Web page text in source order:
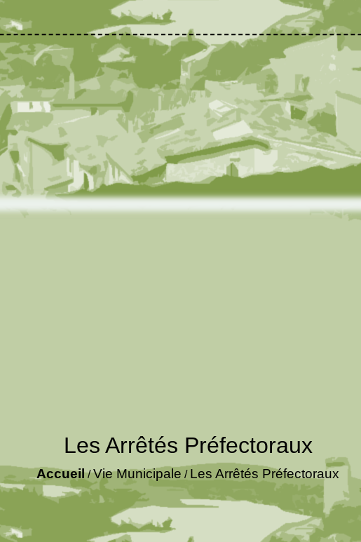
Les Arrêtés Préfectoraux
Accueil/Vie Municipale / Les Arrêtés Préfectoraux